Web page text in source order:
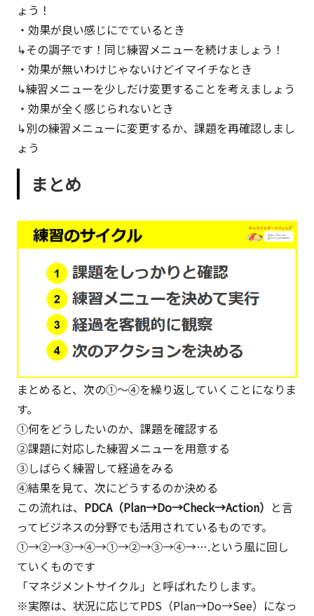
ょう！
・効果が良い感じにでているとき
↳その調子です！同じ練習メニューを続けましょう！
・効果が無いわけじゃないけどイマイチなとき
↳練習メニューを少しだけ変更することを考えましょう
・効果が全く感じられないとき
↳別の練習メニューに変更するか、課題を再確認しまし
ょう
まとめ
まとめると、次の①～④を繰り返していくことになりま
す。
①何をどうしたいのか、課題を確認する
②課題に対応した練習メニューを用意する
③しばらく練習して経過をみる
④結果を見て、次にどうするのか決める
この流れは、 PDCA（Plan→Do→Check→Action） と言
ってビジネスの分野でも活用されているものです。
①→②→③→④→①→②→③→④→….という風に回し
ていくものです
「マネジメントサイクル」と呼ばれたりします。
※実際は、状況に応じてPDS（Plan→Do→See）になっ